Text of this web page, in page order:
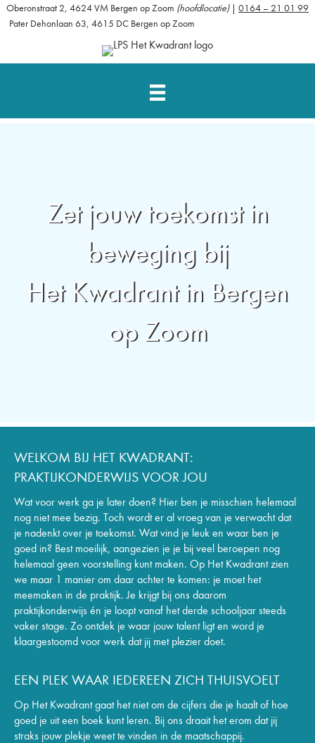
Oberonstraat 2, 4624 VM Bergen op Zoom (hoofdlocatie) | 0164 – 21 01 99
Pater Dehonlaan 63, 4615 DC Bergen op Zoom
Zet jouw toekomst in
beweging bij
Het Kwadrant in Bergen
op Zoom
WELKOM BIJ HET KWADRANT:
PRAKTIJKONDERWIJS VOOR JOU
Wat voor werk ga je later doen? Hier ben je misschien helemaal
nog niet mee bezig. Toch wordt er al vroeg van je verwacht dat
je nadenkt over je toekomst. Wat vind je leuk en waar ben je
goed in? Best moeilijk, aangezien je je bij veel beroepen nog
helemaal geen voorstelling kunt maken. Op Het Kwadrant zien
we maar 1 manier om daar achter te komen: je moet het
meemaken in de praktijk. Je krijgt bij ons daarom
praktijkonderwijs én je loopt vanaf het derde schooljaar steeds
vaker stage. Zo ontdek je waar jouw talent ligt en word je
klaargestoomd voor werk dat jij met plezier doet.
EEN PLEK WAAR IEDEREEN ZICH THUISVOELT
Op Het Kwadrant gaat het niet om de cijfers die je haalt of hoe
goed je uit een boek kunt leren. Bij ons draait het erom dat jij
straks jouw plekje weet te vinden in de maatschappij.